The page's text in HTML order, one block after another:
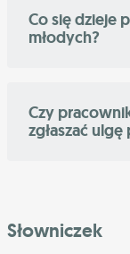
Co się dzieje
młodych?
Czy
zgłaszać
Słowniczek